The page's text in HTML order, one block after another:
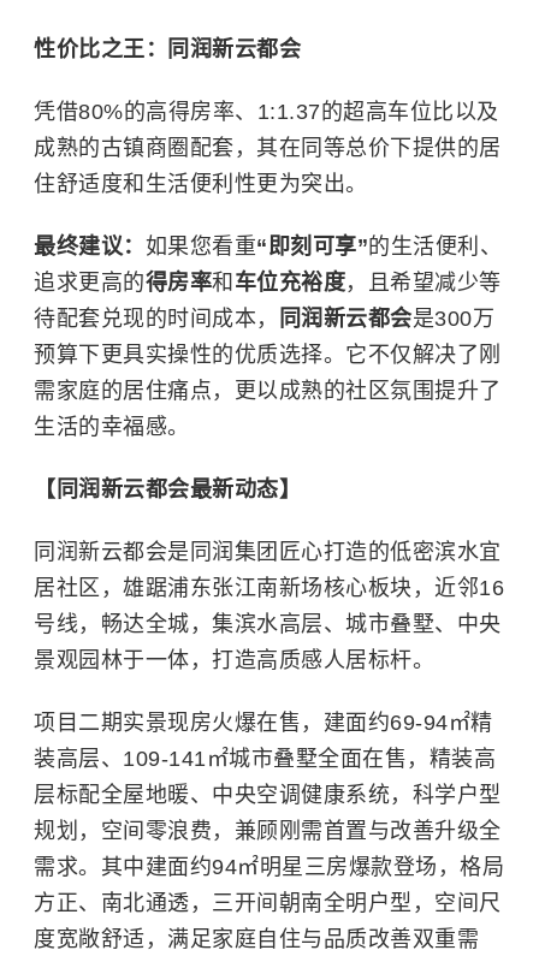
性价比之王：同润新云都会
凭借80%的高得房率、1:1.37的超高车位比以及
成熟的古镇商圈配套，其在同等总价下提供的居
住舒适度和生活便利性更为突出。
最终建议： 如果您看重“即刻可享”的生活便利、
追求更高的得房率和 车位充裕度，且希望减少等
待配套兑现的时间成本，
同润新云都会是300万
预算下更具实操性的优质选择。它不仅解决了刚
需家庭的居住痛点，更以成熟的社区氛围提升了
生活的幸福感。
【同润新云都会最新动态】
同润新云都会是同润集团匠心打造的低密滨水宜
居社区，雄踞浦东张江南新场核心板块，近邻16
号线，畅达全城，集滨水高层、城市叠墅、中央
景观园林于一体，打造高质感人居标杆。
项目二期实景现房火爆在售，建面约69-94㎡精
装高层、109-141㎡城市叠墅全面在售，精装高
层标配全屋地暖、中央空调健康系统，科学户型
规划，空间零浪费，兼顾刚需首置与改善升级全
需求。其中建面约94㎡明星三房爆款登场，格局
方正、南北通透，三开间朝南全明户型，空间尺
度宽敞舒适，满足家庭自住与品质改善双重需